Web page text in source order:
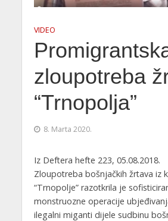
VIDEO
zloupotreba
“Trnopolja”
8. Marta 2020.
Iz Deftera hefte 223, 05.08.2018.
Zloupotreba bošnjačkih žrtava iz
“Trnopolje” razotkrila je
monstruozne operacije
ilegalni miganti dijele sudbinu